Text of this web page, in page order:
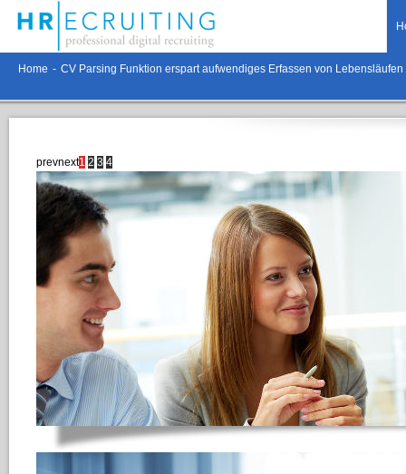
Home - CV Parsing Funktion erspart aufwendiges Erfassen von Lebensläufen
prevnext1 2 3 4